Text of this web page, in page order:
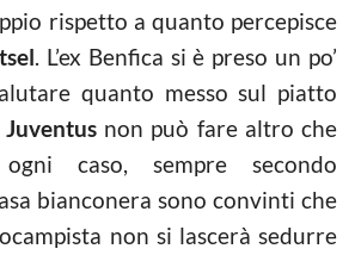
rispetto a quanto percepisce
. L’ex Benfica si è preso un po’
quanto messo sul piatto
Juventusnon può fare altro che
caso, sempre secondo
bianconera sono convinti che
non si lascerà sedurre